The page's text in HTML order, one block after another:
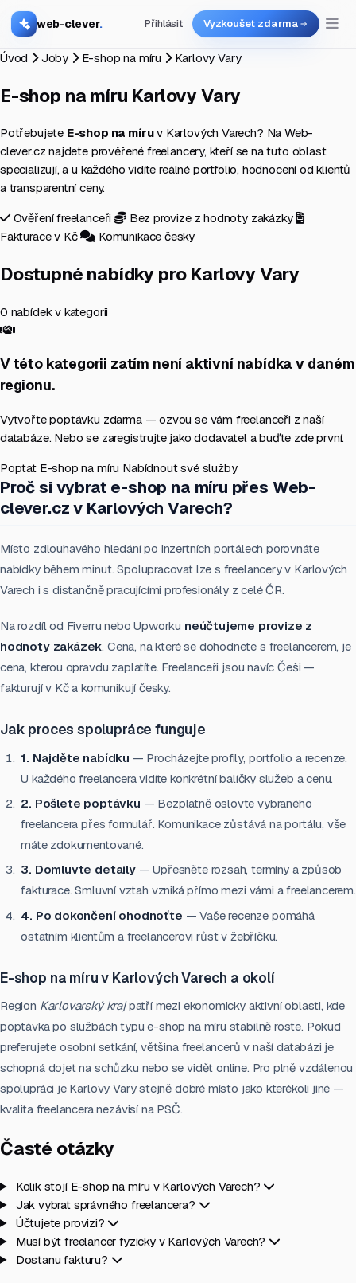
web-clever. Přihlásit Vyzkoušet zdarma
Úvod Joby E-shop na míru Karlovy Vary
E-shop na míru Karlovy Vary
Potřebujete E-shop na míruv Karlových Varech? Na Web-
clever.cz najdete prověřené freelancery, kteří se na tuto oblast
specializují, a u každého vidíte reálné portfolio, hodnocení od klientů
a transparentní ceny.
Ověření freelanceři
Bez provize z hodnoty zakázky
Fakturace v Kč
Komunikace česky
Dostupné nabídky pro Karlovy Vary
0 nabídek v kategorii
V této kategorii zatím není aktivní nabídka v daném
regionu.
Vytvořte poptávku zdarma — ozvou se vám freelanceři z naší
databáze. Nebo se zaregistrujte jako dodavatel a buďte zde první.
Poptat E-shop na míru Nabídnout své služby
Proč si vybrat e-shop na míru přes Web-
clever.cz v Karlových Varech?
Místo zdlouhavého hledání po inzertních portálech porovnáte
nabídky během minut. Spolupracovat lze s freelancery v Karlových
Varech i s distančně pracujícími profesionály z celé ČR.
Na rozdíl od Fiverru nebo Upworku neúčtujeme provize z
hodnoty zakázek. Cena, na které se dohodnete s freelancerem, je
cena, kterou opravdu zaplatíte. Freelanceři jsou navíc Češi —
fakturují v Kč a komunikují česky.
Jak proces spolupráce funguje
1. Najděte nabídku — Procházejte profily, portfolio a recenze.
U každého freelancera vidíte konkrétní balíčky služeb a cenu.
2. Pošlete poptávku — Bezplatně oslovte vybraného
freelancera přes formulář. Komunikace zůstává na portálu, vše
máte zdokumentované.
3. Domluvte detaily— Upřesněte rozsah, termíny a způsob
fakturace. Smluvní vztah vzniká přímo mezi vámi a freelancerem.
4. Po dokončení ohodnoťte — Vaše recenze pomáhá
ostatním klientům a freelancerovi růst v žebříčku.
E-shop na míru v Karlových Varech a okolí
Region Karlovarský krajpatří mezi ekonomicky aktivní oblasti, kde
poptávka po službách typu e-shop na míru stabilně roste. Pokud
preferujete osobní setkání, většina freelancerů v naší databázi je
schopná dojet na schůzku nebo se vidět online. Pro plně vzdálenou
spolupráci je Karlovy Vary stejně dobré místo jako kterékoli jiné —
kvalita freelancera nezávisí na PSČ.
Časté otázky
Kolik stojí E-shop na míru v Karlových Varech?
Jak vybrat správného freelancera?
Účtujete provizi?
Musí být freelancer fyzicky v Karlových Varech?
Dostanu fakturu?